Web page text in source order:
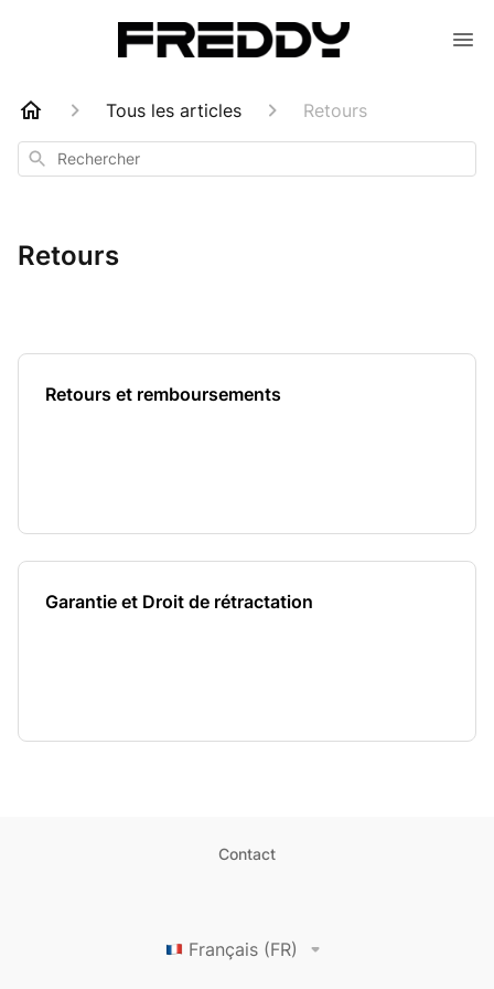
Tous les articles Retours
Rechercher
Retours
Retours et remboursements
Garantie et Droit de rétractation
Contact
Français (FR)